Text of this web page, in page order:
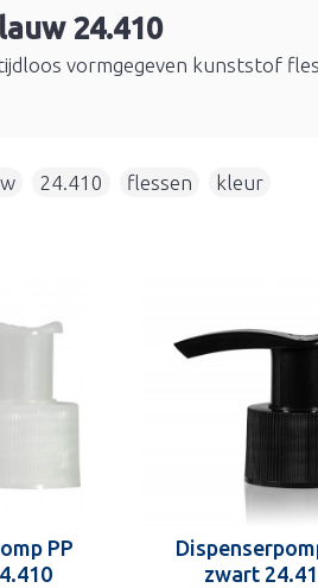
24.410
vormgegeven kunststof
24.410 flessen kleur
PP
zwart